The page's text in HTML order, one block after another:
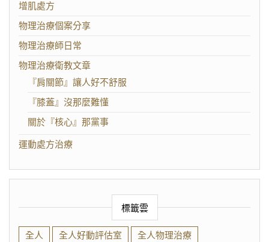
增肌處方
物理治療個案分享
物理治療師日常
物理治療衛教文章
『肩關節』讓人好不舒服
『膝蓋』沒那麼難懂
關於『核心』那黨事
運動處方治療
標籤雲
全人 全人好動評估室 全人物理治療